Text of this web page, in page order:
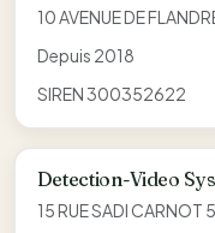
10 AVENUE DE
Depuis 2018
SIREN 300352622
Detection-Video
15 RUE SADI